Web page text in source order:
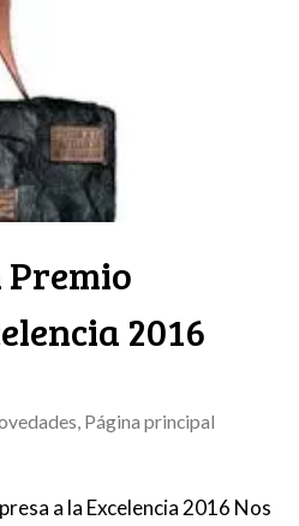
2016
, Página principal
a la Excelencia 2016 Nos